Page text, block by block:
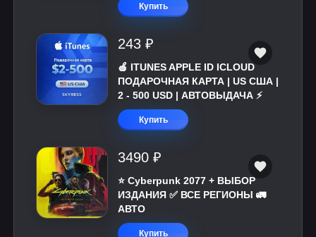
Купить
243 ₽
🍎 ITUNES APPLE ID ICLOUD
ПОДАРОЧНАЯ КАРТА | US США |
2 - 500 USD | АВТОВЫДАЧА ⚡️
Купить
3490 ₽
⭐ Cyberpunk 2077 + ВЫБОР
ИЗДАНИЯ ✅ ВСЕ РЕГИОНЫ 🚛
АВТО
Купить